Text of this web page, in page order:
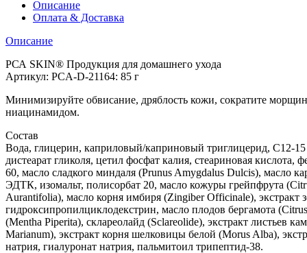
Описание
Оплата & Доставка
Описание
РСА SKIN® Продукция для домашнего ухода
Артикул: PCA-D-21164: 85 г
Минимизируйте обвисание, дряблость кожи, сократите
ниацинамидом.
Состав
Вода, глицерин, каприловый/каприновый триглицерид, С12-
дистеарат гликоля, цетил фосфат калия, стеариновая
60, масло сладкого миндаля (Prunus Amygdalus Dulcis), масло
ЭДТК, изомальт, полисорбат 20, масло кожуры грейпфрута
Aurantifolia), масло корня имбиря (Zingiber Officinale), экстракт
гидроксипропилциклодекстрин, масло плодов бергамота
(Mentha Piperita), склареолайд (Sclareolide), экстракт листьев
Marianum), экстракт корня шелковицы белой (Morus Alba),
натрия, гиалуронат натрия, пальмитоил трипептид-38.